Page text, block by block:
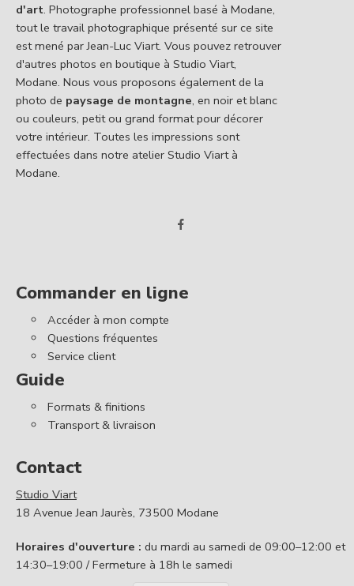
d'art. Photographe professionnel basé à Modane,
tout le travail photographique présenté sur ce site
est mené par Jean-Luc Viart. Vous pouvez retrouver
d'autres photos en boutique à Studio Viart,
Modane. Nous vous proposons également de la
photo de paysage de montagne, en noir et blanc
ou couleurs, petit ou grand format pour décorer
votre intérieur. Toutes les impressions sont
effectuées dans notre atelier Studio Viart à
Modane.
Commander en ligne
Accéder à mon compte
Questions fréquentes
Service client
Guide
Formats & finitions
Transport & livraison
Contact
Studio Viart
18 Avenue Jean Jaurès, 73500 Modane
Horaires d'ouverture : du mardi au samedi de 09:00–12:00 et
14:30–19:00 / Fermeture à 18h le samedi